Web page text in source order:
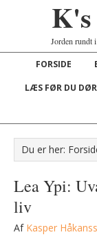
Jorden rundt
FORSIDE
LÆS FØR DU DØR
Du er her:
Lea Ypi:
liv
Af Kasper